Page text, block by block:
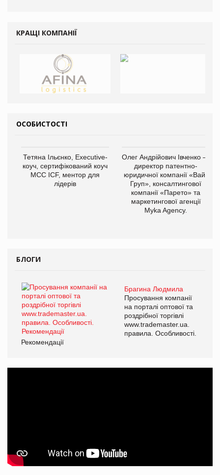
КРАЩІ КОМПАНІЇ
ОСОБИСТОСТІ
Тетяна Ільєнко, Executive-
коуч, сертифікований коуч
МСС ICF, ментор для
лідерів
Олег Андрійович Івченко —
директор патентно-
юридичної компанії «Вайз
Груп», консалтингової
компанії «Парето» та
маркетингової агенції
Myka Agency.
БЛОГИ
Брагина Людмила
Просування компанії
на порталі оптової та
роздрібної торгівлі
www.trademaster.ua.
правила. Особливості.
Рекомендації